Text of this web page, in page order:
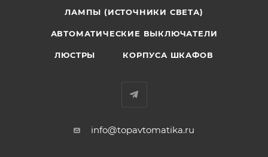
ЛАМПЫ (ИСТОЧНИКИ СВЕТА)
АВТОМАТИЧЕСКИЕ ВЫКЛЮЧАТЕЛИ
ЛЮСТРЫ КОРПУСА ШКАФОВ
info@topavtomatika.ru